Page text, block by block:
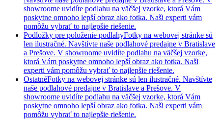
showroome uvidíte podlahu na väčšej vzorke, ktorá Vám
poskytne omnoho lepší obraz ako fotka. Naši experti vám
pomôžu vybrať to najlepšie riešenie.
Podložky pre položenie podlahyFotky na webovej stránke sú
len ilustračné. Navštívte naše podlahové predajne v Bratislave
a Prešove. V showroome uvidíte podlahu na väčšej vzorke,
ktorá Vám poskytne omnoho lepší obraz ako fotka. Naši
experti vám pomôžu vybrať to najlepšie riešenie.
OstatnéFotky na webovej stránke sú len ilustračné. Navštívte
naše podlahové predajne v Bratislave a Prešove. V
showroome uvidíte podlahu na väčšej vzorke, ktorá Vám
poskytne omnoho lepší obraz ako fotka. Naši experti vám
pomôžu vybrať to najlepšie riešenie.